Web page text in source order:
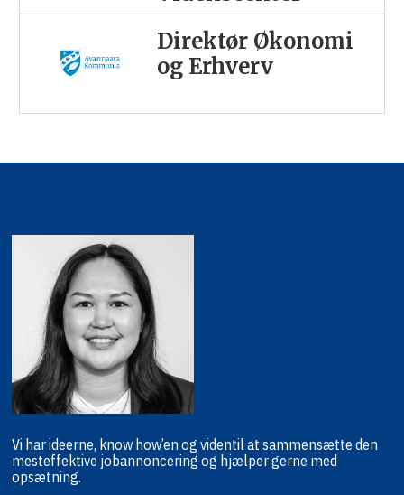
Direktør Økonomi
og Erhverv
Vi har ideerne, know how’en og videntil at sammensætte den
mesteffektive jobannoncering og hjælpergerne med
opsætning.